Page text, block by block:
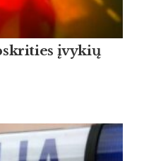
įvykių